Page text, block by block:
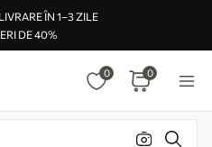
ÎN 1–3 ZILE
DE 40%
0 0